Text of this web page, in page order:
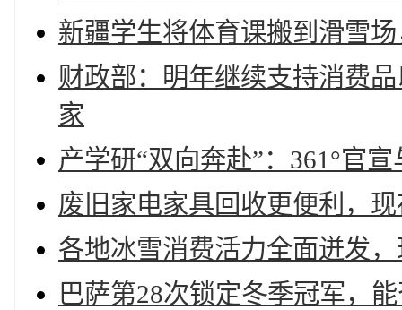
新疆学生将体育课搬到滑雪
财政部：明年继续支持消费
家
产学研“双向奔赴”：361°官
废旧家电家具回收更便利，
各地冰雪消费活力全面迸发
巴萨第28次锁定冬季冠军，